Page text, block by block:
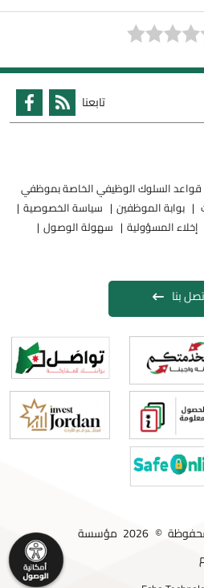
تابعنا
قواعد السلوك الوظيفي الخاصة بموظفي
بوابة الموظفين
سياسة الخصوصية
إخلاء المسؤولية
سهولة الوصول
بنا
جميع الحقوق محفوظة © 2026 مؤسسة